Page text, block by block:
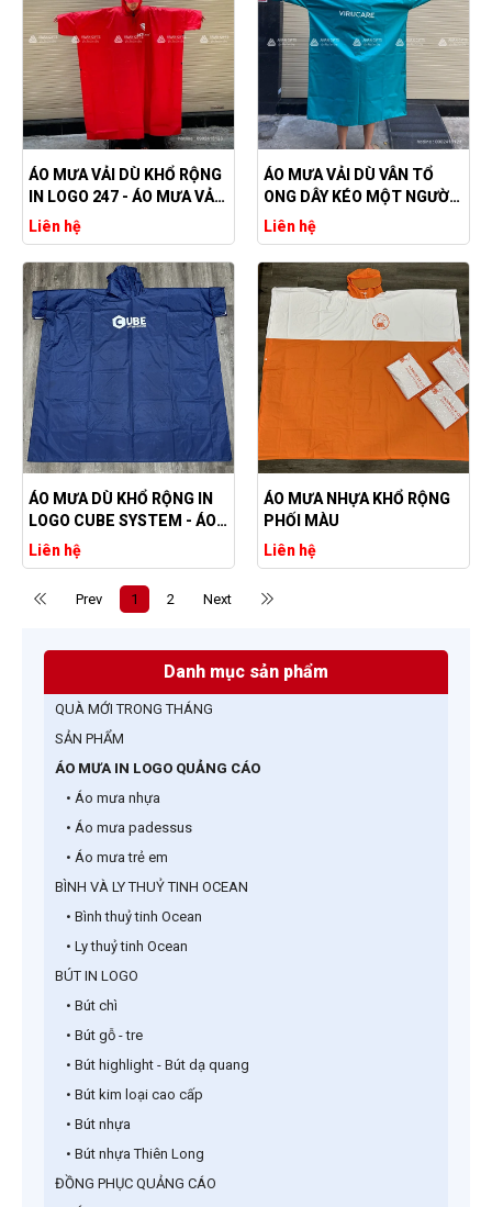
ÁO MƯA VẢI DÙ KHỔ RỘNG
IN LOGO 247 - ÁO MƯA VẢI
DÙ CHẤT LƯỢNG
Liên hệ
ÁO MƯA VẢI DÙ VÂN TỔ
ONG DÂY KÉO MỘT NGƯỜI
IN LOGO BM
Liên hệ
ÁO MƯA DÙ KHỔ RỘNG IN
LOGO CUBE SYSTEM - ÁO
MƯA DÙ MÀU XANH
DƯƠNG
Liên hệ
ÁO MƯA NHỰA KHỔ RỘNG
PHỐI MÀU
Liên hệ
Prev 1 2 Next
Danh mục sản phẩm
QUÀ MỚI TRONG THÁNG
SẢN PHẨM
ÁO MƯA IN LOGO QUẢNG CÁO
• Áo mưa nhựa
• Áo mưa padessus
• Áo mưa trẻ em
BÌNH VÀ LY THUỶ TINH OCEAN
• Bình thuỷ tinh Ocean
• Ly thuỷ tinh Ocean
BÚT IN LOGO
• Bút chì
• Bút gỗ - tre
• Bút highlight - Bút dạ quang
• Bút kim loại cao cấp
• Bút nhựa
• Bút nhựa Thiên Long
ĐỒNG PHỤC QUẢNG CÁO